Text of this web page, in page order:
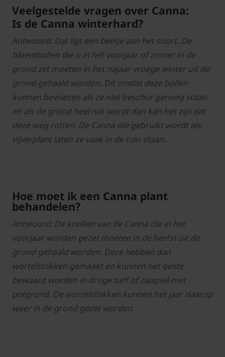
Veelgestelde vragen over Canna:
Is de Canna winterhard?
Antwoord: Dat ligt een beetje aan het soort. De
bloembollen die u in het voorjaar of zomer in de
grond zet moeten in het najaar vroege winter uit de
grond gehaald worden. Dit omdat deze bollen
kunnen bevriezen als ze niet beschut genoeg staan
en als de grond heel nat wordt dan kan het zijn dat
deze weg rotten. De Canna die gebruikt wordt als
vijverplant laten ze vaak in de tuin staan.
Hoe moet ik een Canna plant
behandelen?
Antwoord: De knollen van de Canna die in het
voorjaar worden gezet moeten in de herfst uit de
grond gehaald worden. Deze hebben dan
wortelstokken gemaakt en kunnen het beste
bewaard worden in droge turf of zaagsel met
potgrond. De wortelstokken kunnen het jaar daarop
weer in de grond gezet worden.